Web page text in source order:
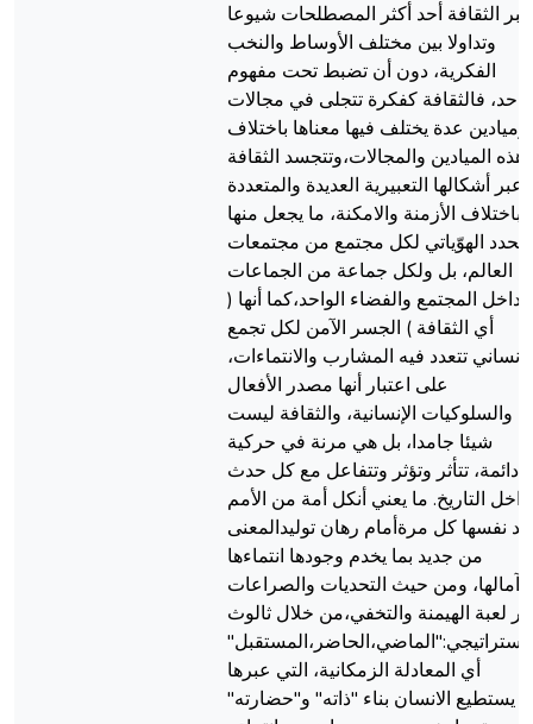
الثقافة أحد أكثر المصطلحات شيوعا
وتداولا بين مختلف الأوساط والنخب
الفكرية، دون أن تضبط تحت مفهوم
واحد، فالثقافة كفكرة تتجلى في مجالات
وميادين عدة يختلف فيها معناها باختلاف
هذه الميادين والمجالات،وتتجسد الثقافة
عبر أشكالها التعبيرية العديدة والمتعددة
باختلاف الأزمنة والامكنة، ما يجعل منها
الهوّياتي لكل مجتمع من مجتمعات
العالم، بل ولكل جماعة من الجماعات
داخل المجتمع والفضاء الواحد،كما أنها (
أي الثقافة ) الجسر الآمن لكل تجمع
انساني تتعدد فيه المشارب والانتماءات،
على اعتبار أنها مصدر الأفعال
والسلوكيات الإنسانية، والثقافة ليست
شيئا جامدا، بل هي مرنة في حركية
دائمة، تتأثر وتؤثر وتتفاعل مع كل حدث
داخل التاريخ. ما يعني أنكل أمة من الأمم
نفسها كل مرةأمام رهان توليدالمعنى
من جديد بما يخدم وجودها انتماءها
وآمالها، ومن حيث التحديات والصراعات
لعبة الهيمنة والتخفي،من خلال ثالوث
استراتيجي:"الماضي،الحاضر،المستقبل"
أي المعادلة الزمكانية، التي عبرها
يستطيع الانسان بناء "ذاته" و"حضارته"